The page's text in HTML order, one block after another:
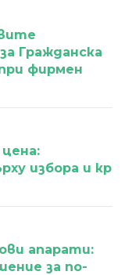
Гражданска
фирмен
избора и
апарати:
за по-